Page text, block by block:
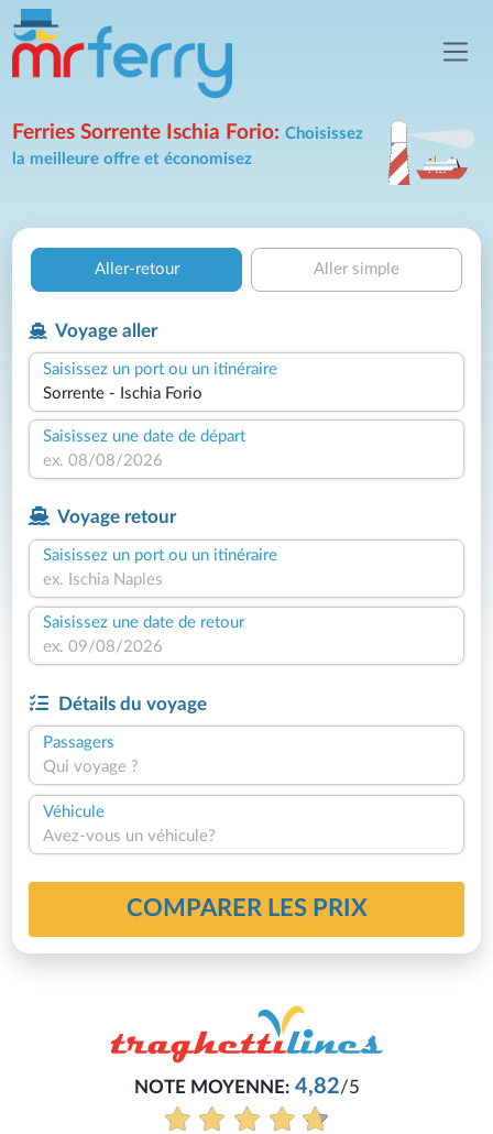
Ferries Sorrente Ischia Forio:Choisissez
la meilleure offre et économisez
Aller-retour Aller simple
Voyage aller
Saisissez un port ou un itinéraire
Saisissez une date de départ
Voyage retour
Saisissez un port ou un itinéraire
Saisissez une date de retour
Détails du voyage
Passagers
Qui voyage ?
Véhicule
Avez-vous un véhicule?
COMPARER LES PRIX
NOTE MOYENNE:4,82/5